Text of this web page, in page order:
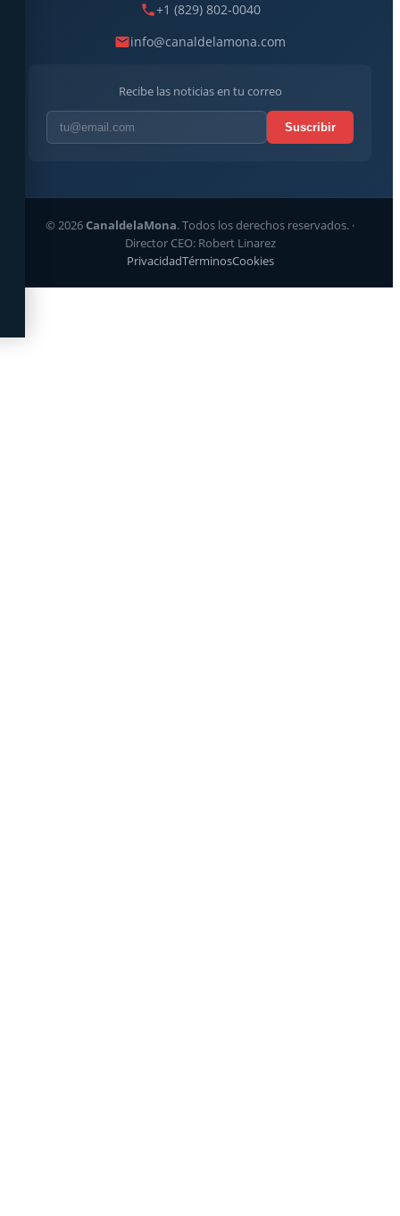
+1 (829) 802-0040
info@canaldelamona.com
Recibe las noticias en tu correo
Suscribir
© 2026CanaldelaMona. Todos los derechos reservados. ·
Director CEO: Robert Linarez
PrivacidadTérminosCookies